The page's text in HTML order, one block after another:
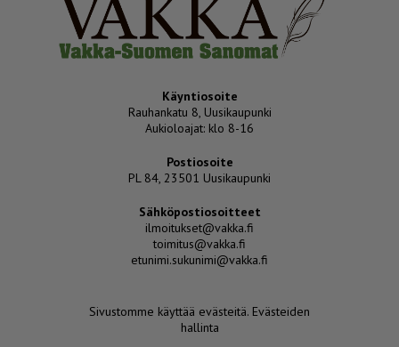
Käyntiosoite
Rauhankatu 8, Uusikaupunki
Aukioloajat: klo 8-16
Postiosoite
PL 84, 23501 Uusikaupunki
Sähköpostiosoitteet
ilmoitukset@vakka.fi
toimitus@vakka.fi
etunimi.sukunimi@vakka.fi
Sivustomme käyttää evästeitä. Evästeiden
hallinta